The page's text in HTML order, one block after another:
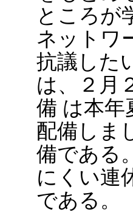
ところが
ネットワ
抗議した
は、２月
備 は本年
配備しま
備である
にくい連
である。